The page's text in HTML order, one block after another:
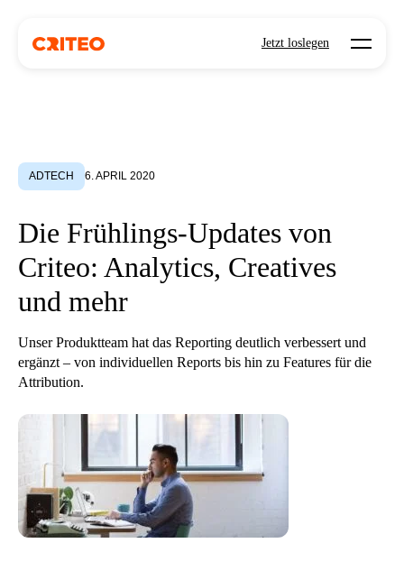
Jetzt loslegen Open
ADTECH 6. APRIL 2020
Die Frühlings-Updates von
Criteo: Analytics, Creatives
und mehr
Unser Produktteam hat das Reporting deutlich verbessert und
ergänzt – von individuellen Reports bis hin zu Features für die
Attribution.